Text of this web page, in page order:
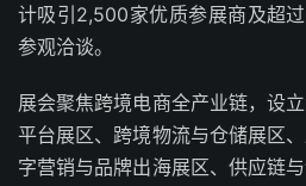
计吸引2,500家优质参展商及超
参观洽谈。
展会聚焦跨境电商全产业链，设
平台展区、跨境物流与仓储展区
字营销与品牌出海展区、供应链